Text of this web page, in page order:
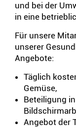
und bei der
in eine
Für unsere
unserer
Angebote:
Täglich
Gemüse,
Beteiligung
Angebot der